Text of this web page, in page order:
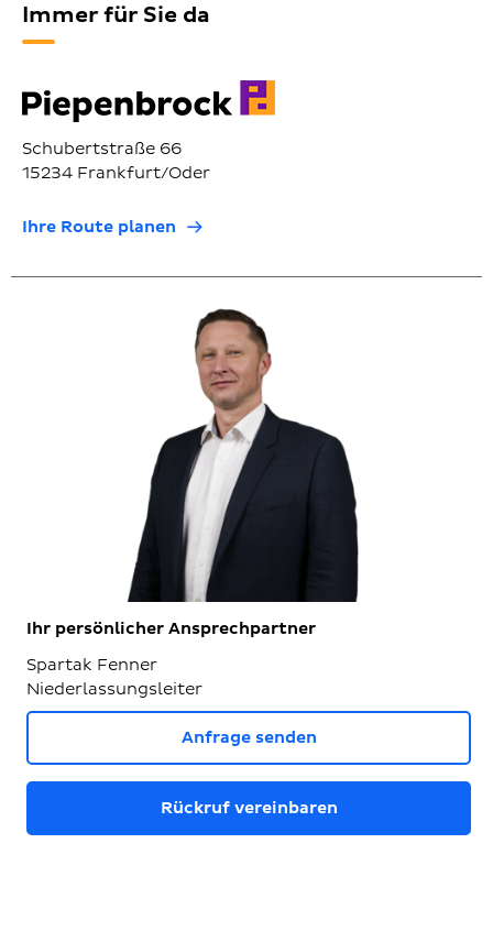
Immer für Sie da
Schubertstraße 66
15234 Frankfurt/Oder
Ihre Route planen
Ihr persönlicher Ansprechpartner
Spartak Fenner
Niederlassungsleiter
Anfrage senden
Rückruf vereinbaren